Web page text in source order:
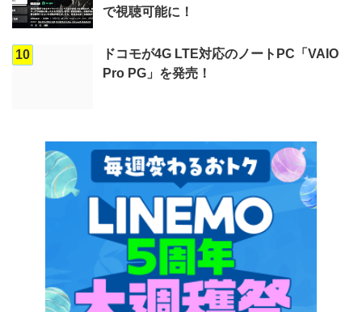
で視聴可能に！
10
ドコモが4G LTE対応のノートPC「VAIO
Pro PG」を発売！